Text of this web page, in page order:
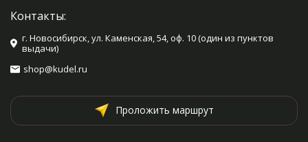
Контакты:
г. Новосибирск, ул. Каменская, 54, оф. 10 (один из пунктов
выдачи)
shop@kudel.ru
Проложить маршрут